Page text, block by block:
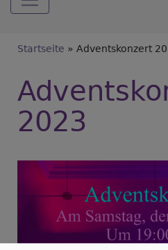
Breadcrumb
Startseite Adventskonzert
2023